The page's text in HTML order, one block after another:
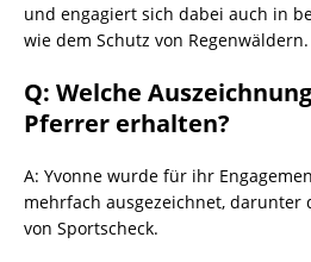
und engagiert sich dabei auch in
wie dem Schutz von Regenwäldern.
Q: Welche
Pferrer erhalten?
A: Yvonne wurde für ihr
mehrfach ausgezeichnet, darunter
von Sportscheck.